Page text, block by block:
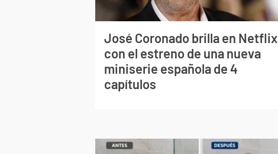
José Coronado brilla en Netflix
con el estreno de una nueva
miniserie española de 4
capítulos